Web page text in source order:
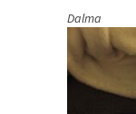
Dalma